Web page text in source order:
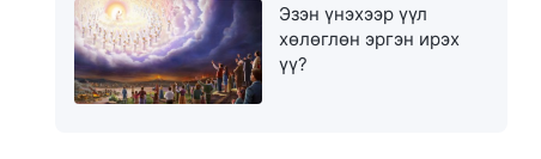
Эзэн үнэхээр үүл
хөлөглөн эргэн ирэх
үү?